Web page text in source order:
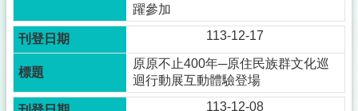
躍參加
113-12-17
原原不止400年─原住民族群文化巡
迴行動展互動體驗登場
113-12-08